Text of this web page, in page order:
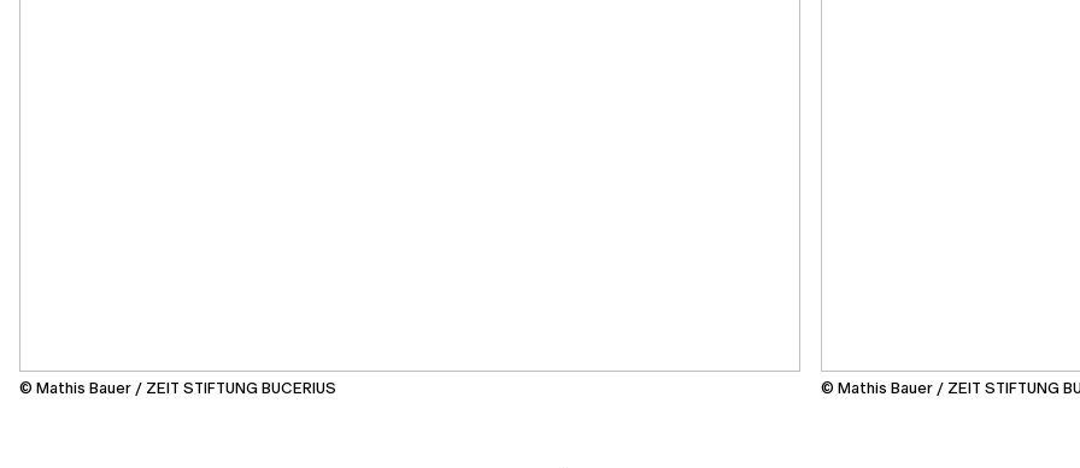
© Mathis Bauer / ZEIT STIFTUNG BUCERIUS © Mathis Bauer / ZEIT STIFTUNG